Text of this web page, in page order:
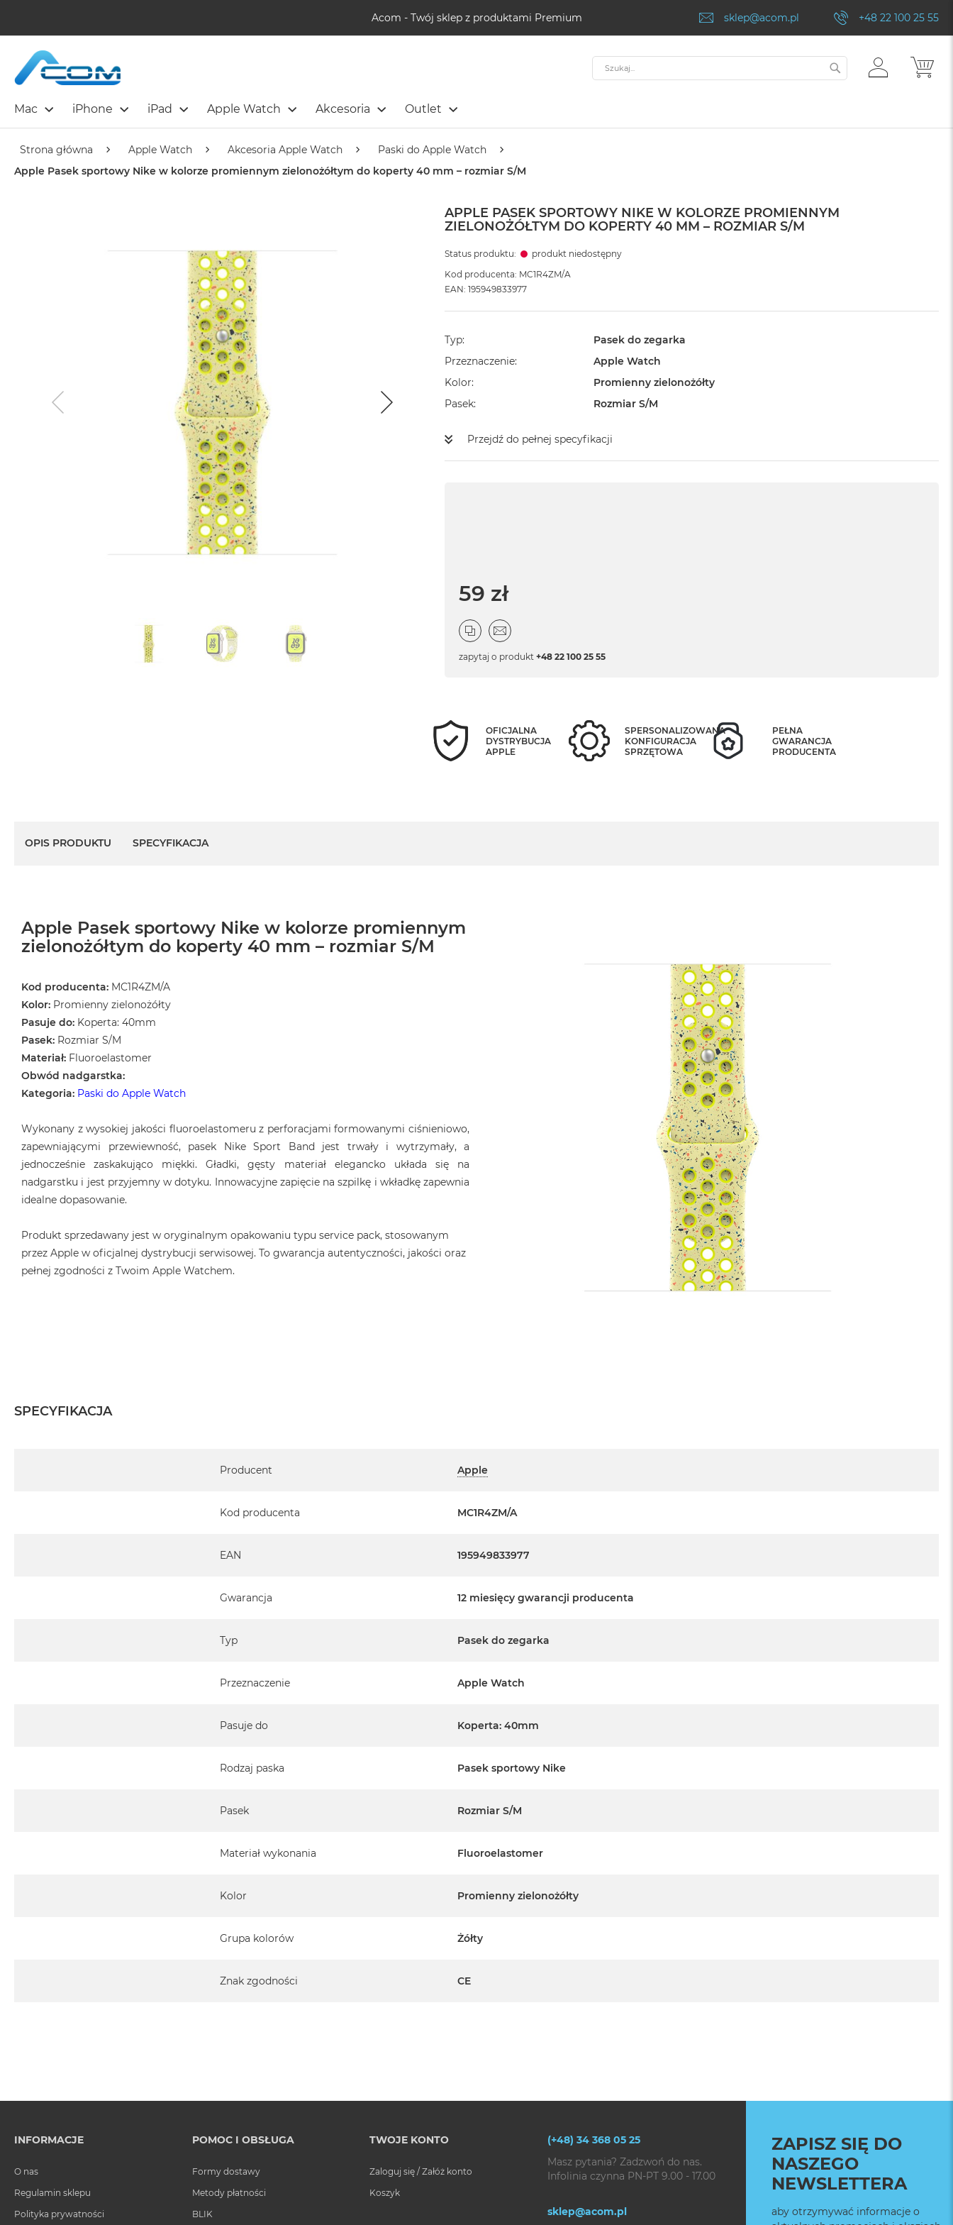
Acom - Twój sklep z produktami Premium sklep@acom.pl +48 22 100 25 55
Mac iPhone iPad Apple Watch Akcesoria Outlet
ZALOGUJ
SIĘ
Szukaj SZUKAJ
Strona główna Apple Watch Akcesoria Apple Watch
Paski do Apple Watch
Apple Pasek sportowy Nike w kolorze promiennym zielonożółtym do koperty 40 mm – rozmiar S/M
APPLE PASEK SPORTOWY NIKE W KOLORZE PROMIENNYM
ZIELONOŻÓŁTYM DO KOPERTY 40 MM – ROZMIAR S/M
Status produktu:
produkt niedostępny
Kod producenta: MC1R4ZM/A
EAN: 195949833977
Typ
Pasek do zegarka
Przeznaczenie
Apple Watch
Kolor
Promienny zielonożółty
Pasek
Rozmiar S/M
Przejdź do pełnej specyfikacji
59 zł
zapytaj o produkt +48 22 100 25 55
OFICJALNA
DYSTRYBUCJA
APPLE
SPERSONALIZOWANA
KONFIGURACJA
SPRZĘTOWA
PEŁNA
GWARANCJA
PRODUCENTA
OPIS PRODUKTU SPECYFIKACJA
Apple Pasek sportowy Nike w kolorze promiennym
zielonożółtym do koperty 40 mm – rozmiar S/M
Kod producenta: MC1R4ZM/A
Kolor: Promienny zielonożółty
Pasuje do: Koperta: 40mm
Pasek: Rozmiar S/M
Materiał: Fluoroelastomer
Obwód nadgarstka:
Kategoria: Paski do Apple Watch
Wykonany z wysokiej jakości fluoroelastomeru z perforacjami formowanymi ciśnieniowo,
zapewniającymi przewiewność, pasek Nike Sport Band jest trwały i wytrzymały, a
jednocześnie zaskakująco miękki. Gładki, gęsty materiał elegancko układa się na
nadgarstku i jest przyjemny w dotyku. Innowacyjne zapięcie na szpilkę i wkładkę zapewnia
idealne dopasowanie.
Produkt sprzedawany jest w oryginalnym opakowaniu typu service pack, stosowanym
przez Apple w oficjalnej dystrybucji serwisowej. To gwarancja autentyczności, jakości oraz
pełnej zgodności z Twoim Apple Watchem.
SPECYFIKACJA
Producent
Apple
Kod producenta MC1R4ZM/A
EAN 195949833977
Gwarancja 12 miesięcy gwarancji producenta
Typ Pasek do zegarka
Przeznaczenie Apple Watch
Pasuje do Koperta: 40mm
Rodzaj paska Pasek sportowy Nike
Pasek Rozmiar S/M
Materiał wykonania Fluoroelastomer
Kolor Promienny zielonożółty
Grupa kolorów Żółty
Znak zgodności CE
ZAPISZ SIĘ DO
NASZEGO
NEWSLETTERA
aby otrzymywać informacje o
INFORMACJE
O nas
Regulamin sklepu
Polityka prywatności
POMOC I OBSŁUGA
Formy dostawy
Metody płatności
BLIK
TWOJE KONTO
Zaloguj się / Załóż konto
Koszyk
(+48) 34 368 05 25
Masz pytania? Zadzwoń do nas.
Infolinia czynna PN-PT 9.00 - 17.00
sklep@acom.pl